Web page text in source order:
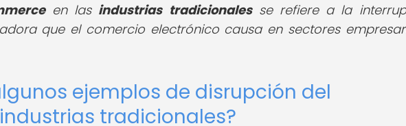
en las industrias tradicionalesse refiere a la
que el comercio electrónico causa en sectores
ejemplos de disrupción del
tradicionales?